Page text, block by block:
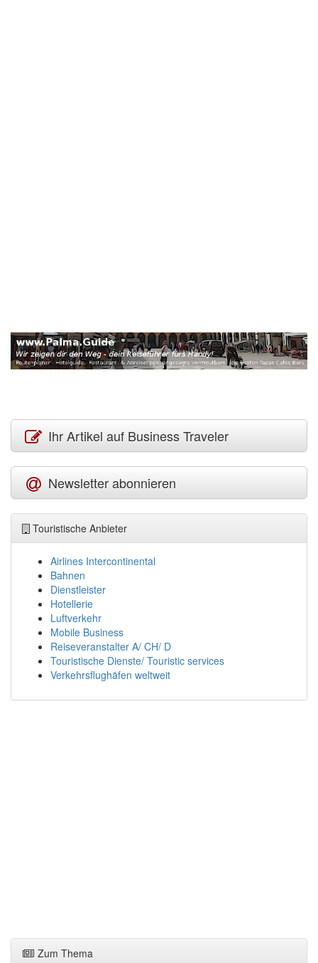
Ihr Artikel auf Business Traveler
Newsletter abonnieren
Touristische Anbieter
Airlines Intercontinental
Bahnen
Dienstleister
Hotellerie
Luftverkehr
Mobile Business
Reiseveranstalter A/ CH/ D
Touristische Dienste/ Touristic services
Verkehrsflughäfen weltweit
Zum Thema